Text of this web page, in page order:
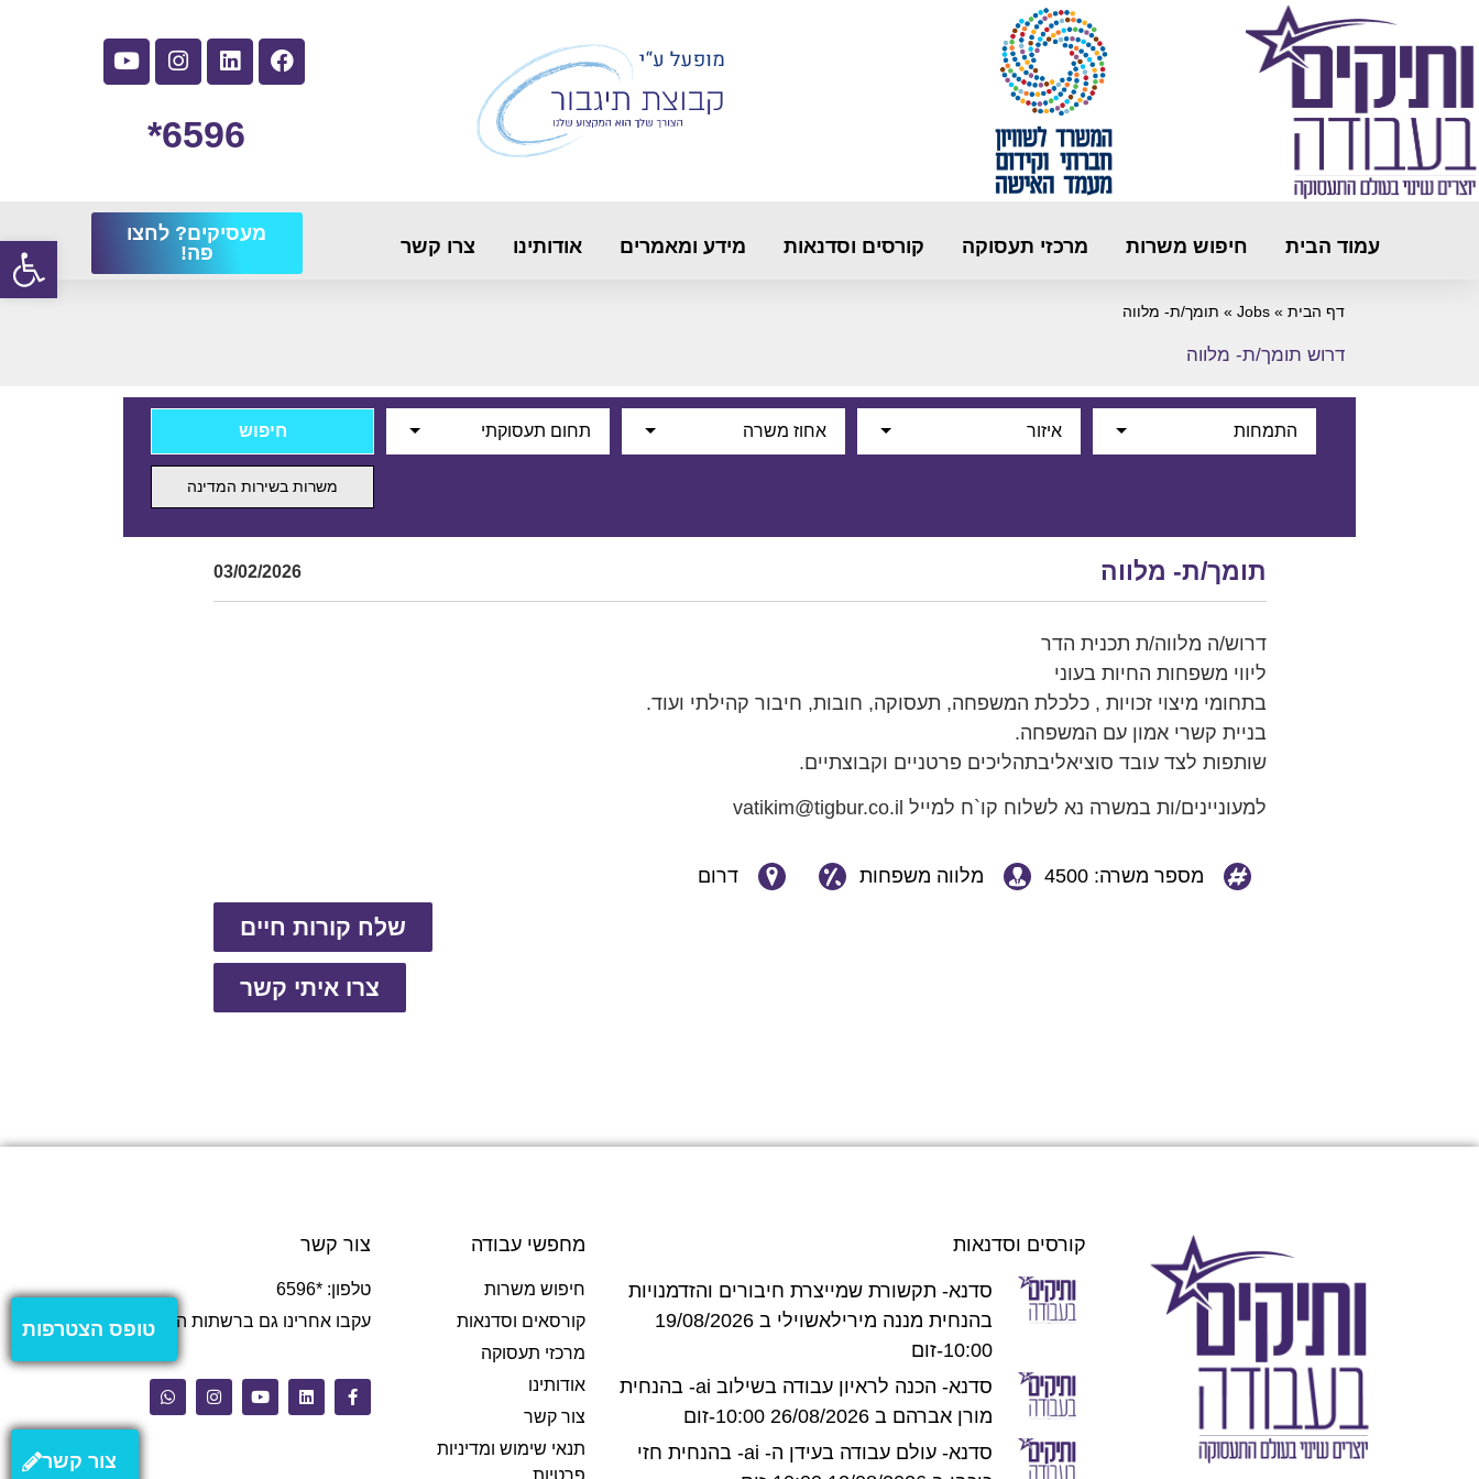
6596*
עמוד הבית חיפוש משרות מרכזי תעסוקה קורסים וסדנאות מידע ומאמרים אודותינו צרו קשר
מעסיקים? לחצו
פה!
דף הבית »
Jobs
» תומך/ת- מלווה
דרוש תומך/ת- מלווה
התמחות איזור אחוז משרה תחום תעסוקתי
משרות בשירות המדינה
תומך/ת- מלווה 03/02/2026
דרוש/ה מלווה/ת תכנית הדר
ליווי משפחות החיות בעוני
בתחומי מיצוי זכויות , כלכלת המשפחה, תעסוקה, חובות, חיבור קהילתי ועוד.
בניית קשרי אמון עם המשפחה.
שותפות לצד עובד סוציאליבתהליכים פרטניים וקבוצתיים.
למעוניינים/ות במשרה נא לשלוח קו`ח למייל vatikim@tigbur.co.il
מספר משרה: 4500 מלווה משפחות דרום
שלח קורות חיים
צרו איתי קשר
צור קשר
טופס הצטרפות
קורסים וסדנאות
סדנא- תקשורת שמייצרת חיבורים והזדמנויות
בהנחית מננה מירילאשוילי ב 19/08/2026
10:00-זום
סדנא- הכנה לראיון עבודה בשילוב ai- בהנחית
מורן אברהם ב 26/08/2026 10:00-זום
סדנא- עולם עבודה בעידן ה- ai- בהנחית חזי
מחפשי עבודה
חיפוש משרות
קורסאים וסדנאות
מרכזי תעסוקה
אודותינו
צור קשר
תנאי שימוש ומדיניות
פרטיות
צור קשר
טלפון: *6596
עקבו אחרינו גם ברשתות החברתיות